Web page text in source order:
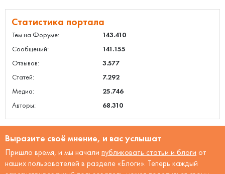
Статистика портала
Тем на Форуме:
143.410
Сообщений:
141.155
Отзывов:
3.577
Статей:
7.292
Медиа:
25.746
Авторы:
68.310
Выразите своё мнение, и вас услышат
Пришло время, и мы начали публиковать статьи и блоги от
наших пользователей в разделе «Блоги». Теперь каждый